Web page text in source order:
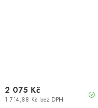
1 714,88 Kč bez DPH
2 075 Kč